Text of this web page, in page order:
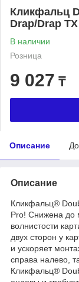
Кликфальц
Drap/Drap TX
В наличии
Розница
9 027 ₸
Описание
Описание
Кликфальц®
Pro! Снижена до
волнистости
двух сторон у
и ускоряет
справа налево,
Кликфальц®